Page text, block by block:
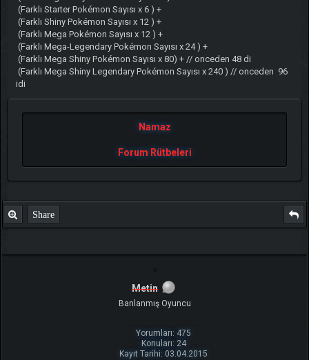
(Farklı Starter Pokémon Sayısı x 6 ) +
(Farklı Shiny Pokémon Sayısı x 12 ) +
(Farklı Mega Pokémon Sayısı x 12 ) +
(Farklı Mega-Legendary Pokémon Sayısı x 24 ) +
(Farklı Mega Shiny Pokémon Sayısı x 80) + // onceden 48 di
(Farklı Mega Shiny Legendary Pokémon Sayısı x 240 ) // onceden 96
idi
Namaz
Forum Rütbeleri
Share
Metin
Banlanmış Oyuncu
Yorumları: 475
Konuları: 24
Kayıt Tarihi: 03.04.2015